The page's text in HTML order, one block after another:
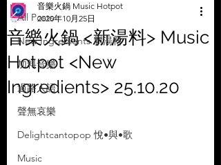
All Posts
New Ingredients 新湯料
加料音樂
過路人語
聲無哀樂
Delightcantopop 悅•與•歌
Music
音樂火鍋 <新湯料> Music
Hotpot <New
Ingredients> 25.10.20
音樂火鍋 Music Hotpot
2020年10月25日